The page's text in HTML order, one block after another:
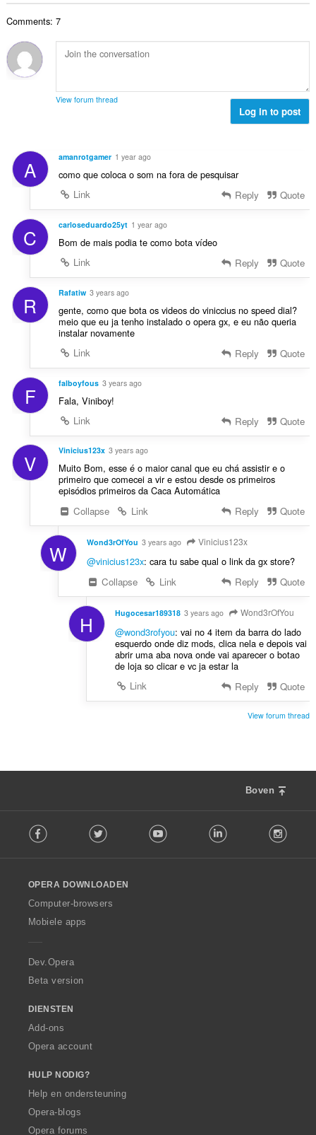
Comments: 7
View forum thread
Log in to post
A amanrotgamer 1 year ago
como que coloca o som na fora de pesquisar
Link
Reply Quote
C carloseduardo25yt 1 year ago
Bom de mais podia te como bota vídeo
Link
Reply Quote
R Rafatiw 3 years ago
gente, como que bota os videos do viniccius no speed dial?
meio que eu ja tenho instalado o opera gx, e eu não queria
instalar novamente
Link
Reply Quote
F falboyfous 3 years ago
Fala, Viniboy!
Link
Reply Quote
V Vinicius123x 3 years ago
Muito Bom, esse é o maior canal que eu chá assistir e o
primeiro que comecei a vir e estou desde os primeiros
episódios primeiros da Caca Automática
Collapse
Link Reply Quote
W Wond3rOfYou 3 years ago Vinicius123x
@vinicius123x: cara tu sabe qual o link da gx store?
Collapse
Link Reply Quote
H Hugocesar189318 3 years ago Wond3rOfYou
@wond3rofyou: vai no 4 item da barra do lado
esquerdo onde diz mods, clica nela e depois vai
abrir uma aba nova onde vai aparecer o botao
de loja so clicar e vc ja estar la
Link
Reply Quote
View forum thread
Boven
o
w
O
p
a
Facebook Twitter Youtube LinkedIn
OPERA DOWNLOADEN
Computer-browsers
Mobiele apps
Dev.Opera
Beta version
DIENSTEN
Add-ons
Opera account
HULP NODIG?
Help en ondersteuning
Opera-blogs
Opera forums